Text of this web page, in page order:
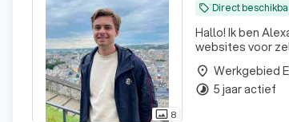
photo_size_select_actual 8
local_offer Direct
Hallo! Ik ben
websites voor
klantenservice en het
computerwe
place Werkgebied
timelapse 5 jaar actief